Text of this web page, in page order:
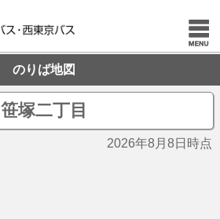
のりば地図
笹塚二丁目
2026年8月8日時点